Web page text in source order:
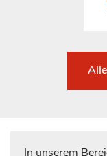
In unserem